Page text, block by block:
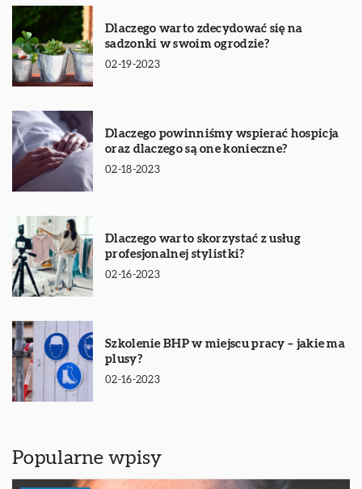
Dlaczego warto zdecydować się na
sadzonki w swoim ogrodzie?
02-19-2023
Dlaczego powinniśmy wspierać hospicja
oraz dlaczego są one konieczne?
02-18-2023
Dlaczego warto skorzystać z usług
profesjonalnej stylistki?
02-16-2023
Szkolenie BHP w miejscu pracy – jakie ma
plusy?
02-16-2023
Popularne wpisy